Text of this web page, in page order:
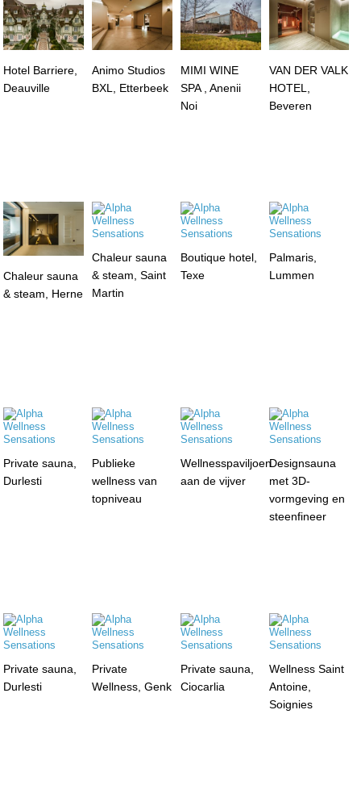
Hotel Barriere,
Deauville
Animo Studios
BXL, Etterbeek
MIMI WINE
SPA , Anenii
Noi
VAN DER VALK
HOTEL,
Beveren
Chaleur sauna
& steam, Herne
Chaleur sauna
& steam, Saint
Martin
Boutique hotel,
Texe
Palmaris,
Lummen
Private sauna,
Durlesti
Publieke
wellness van
topniveau
Wellnesspaviljoen
aan de vijver
Designsauna
met 3D-
vormgeving en
steenfineer
Private sauna,
Durlesti
Private
Wellness, Genk
Private sauna,
Ciocarlia
Wellness Saint
Antoine,
Soignies